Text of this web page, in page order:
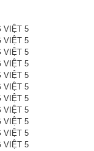
VIỆT 5
VIỆT 5
VIỆT 5
VIỆT 5
VIỆT 5
VIỆT 5
VIỆT 5
VIỆT 5
VIỆT 5
VIỆT 5
VIỆT 5